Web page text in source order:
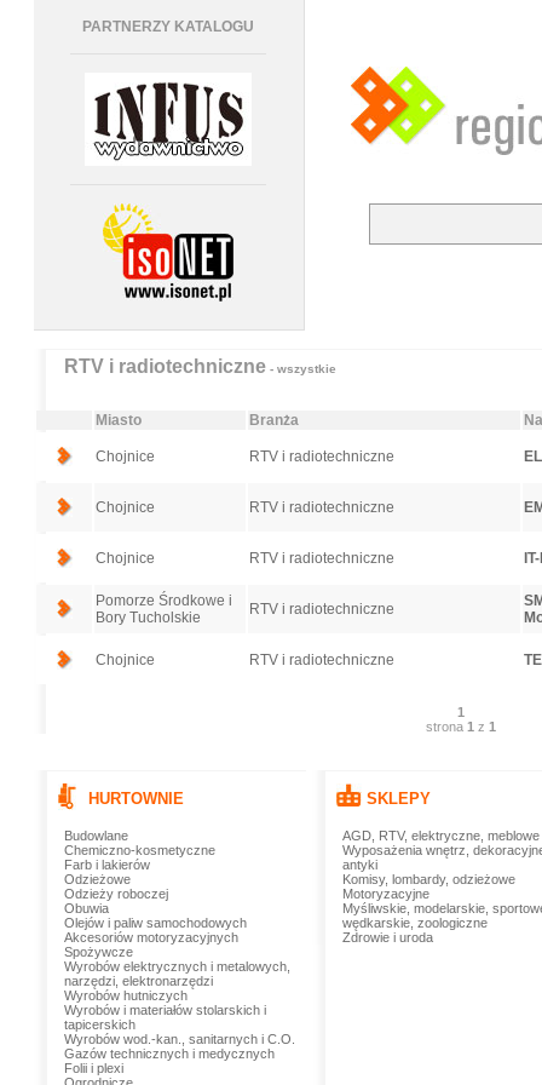
PARTNERZY KATALOGU
RTV i radiotechniczne- wszystkie
Miasto Branża
Chojnice RTV i radiotechniczne
Chojnice RTV i radiotechniczne
Chojnice RTV i radiotechniczne
Pomorze Środkowe i
Bory Tucholskie
RTV i radiotechniczne
Chojnice RTV i radiotechniczne
1
strona 1 z 1
HURTOWNIE
Budowlane
Chemiczno-kosmetyczne
Farb i lakierów
Odzieżowe
Odzieży roboczej
Obuwia
Olejów i paliw samochodowych
Akcesoriów motoryzacyjnych
Spożywcze
Wyrobów elektrycznych i metalowych,
narzędzi, elektronarzędzi
Wyrobów hutniczych
Wyrobów i materiałów stolarskich i
tapicerskich
Wyrobów wod.-kan., sanitarnych i C.O.
Gazów technicznych i medycznych
Folii i plexi
SKLEPY
AGD, RTV, elektryczne, meblowe
Wyposażenia wnętrz,
antyki
Komisy, lombardy, odzieżowe
Motoryzacyjne
Myśliwskie, modelarskie,
wędkarskie, zoologiczne
Zdrowie i uroda